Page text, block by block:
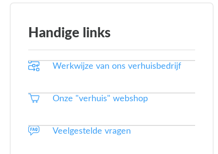
Handige links
Werkwijze van ons verhuisbedrijf
Onze "verhuis" webshop
Veelgestelde vragen